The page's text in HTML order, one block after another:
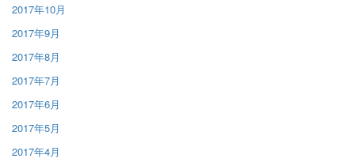
2017年10月
2017年9月
2017年8月
2017年7月
2017年6月
2017年5月
2017年4月